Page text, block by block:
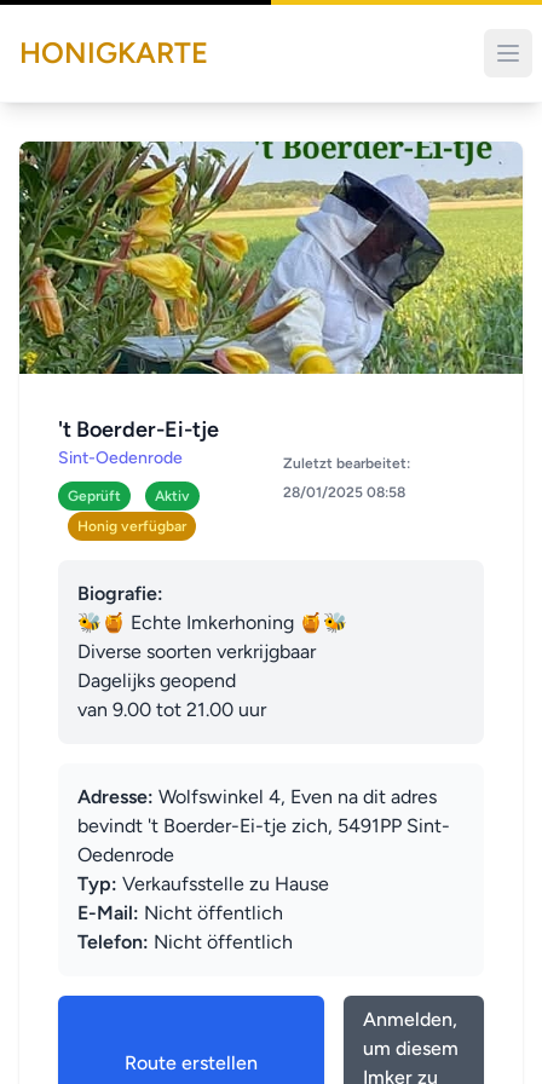
HONIGKARTE
't Boerder-Ei-tje
Sint-Oedenrode
Geprüft
Aktiv
Honig verfügbar
Zuletzt bearbeitet:
28/01/2025 08:58
Biografie:
🐝🍯 Echte Imkerhoning 🍯🐝
Diverse soorten verkrijgbaar
Dagelijks geopend
van 9.00 tot 21.00 uur
Adresse: Wolfswinkel 4, Even na dit adres
bevindt 't Boerder-Ei-tje zich, 5491PP Sint-
Oedenrode
Typ: Verkaufsstelle zu Hause
E-Mail: Nicht öffentlich
Telefon: Nicht öffentlich
Route erstellen
Anmelden,
um diesem
Imker zu